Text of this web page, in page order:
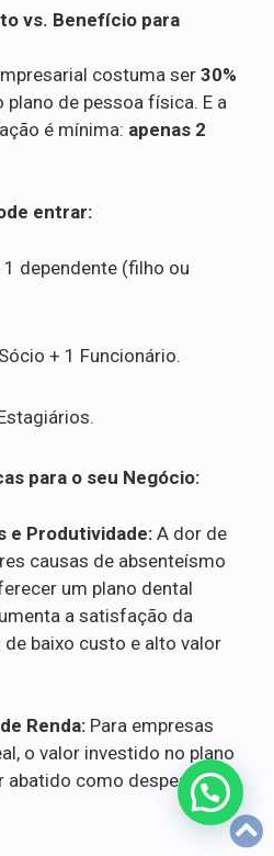
vs. Benefício para
costuma ser 30%
plano de pessoa física. E a
é mínima: apenas 2
entrar:
dependente (filho ou
+ 1 Funcionário.
para o seu Negócio:
e Produtividade: A dor de
causas de absenteísmo
um plano dental
a satisfação da
de baixo custo e alto valor
Renda: Para empresas
o valor investido no plano
abatido como despesa